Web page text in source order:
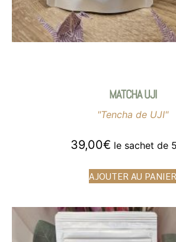
MATCHA UJI
"Tencha de UJI"
39,00€ le sachet de
AJOUTER AU PANIER